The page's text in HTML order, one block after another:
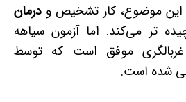
این موضوع، کار تشخیص و درمان
­تر می‌کند. اما آزمون سیاهه
موفق است که توسط
شده است.